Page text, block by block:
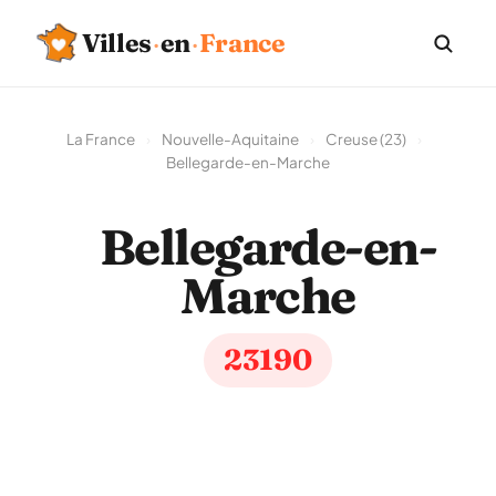
Villes·en·France
La France Nouvelle-Aquitaine Creuse (23)
Bellegarde-en-Marche
Bellegarde-en-
Marche
23190